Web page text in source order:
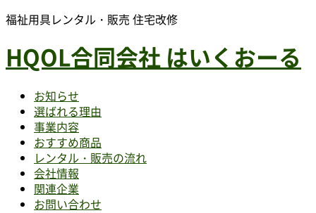
福祉用具レンタル・販売 住宅改修
HQOL合同会社 はいくおーる
お知らせ
選ばれる理由
事業内容
おすすめ商品
レンタル・販売の流れ
会社情報
関連企業
お問い合わせ